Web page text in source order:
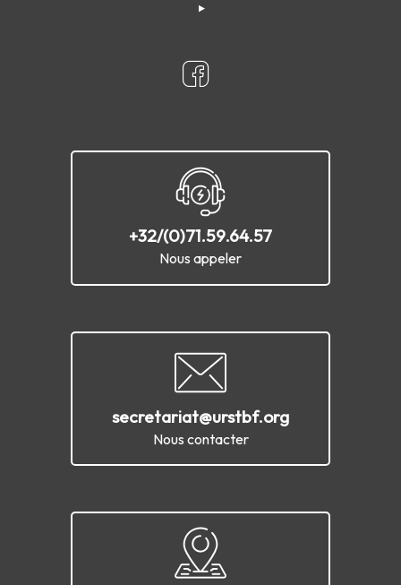
+32/(0)71.59.64.57
Nous appeler
secretariat@urstbf.org
Nous contacter